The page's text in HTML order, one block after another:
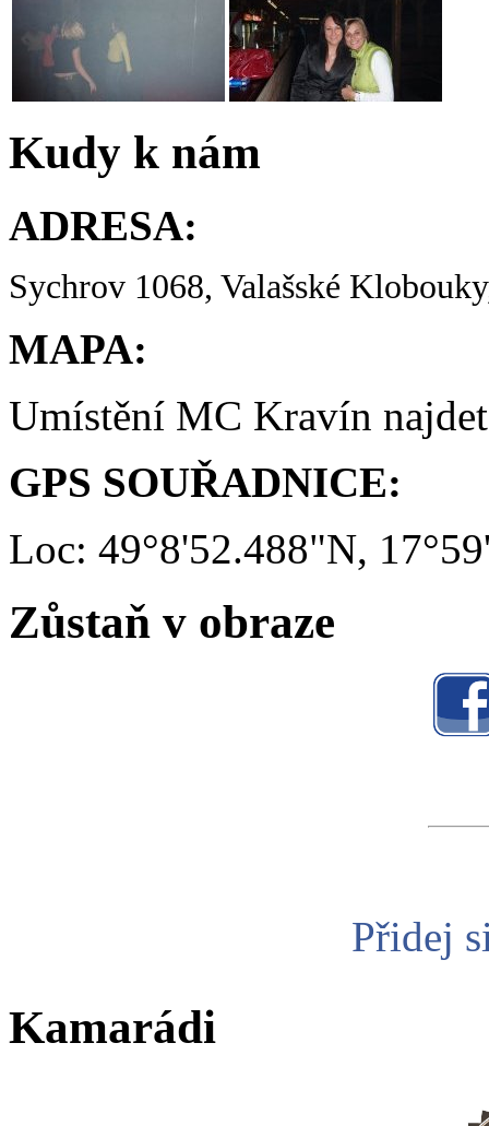
Kudy k nám
ADRESA:
Sychrov 1068, Valašské
MAPA:
Umístění MC Kravín
GPS SOUŘADNICE:
Loc: 49°8'52.488"N,
Zůstaň v obraze
Přidej
Kamarádi